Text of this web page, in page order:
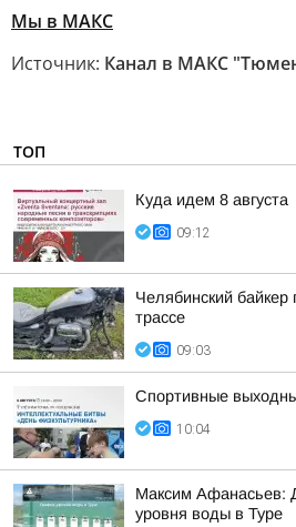
Мы в MAКС
Источник: Канал в МАКС
ТОП
Куда идем 8 августа
09:12
Челябинский байкер
трассе
09:03
Спортивные
10:04
Максим Афанасьев:
уровня воды в Туре